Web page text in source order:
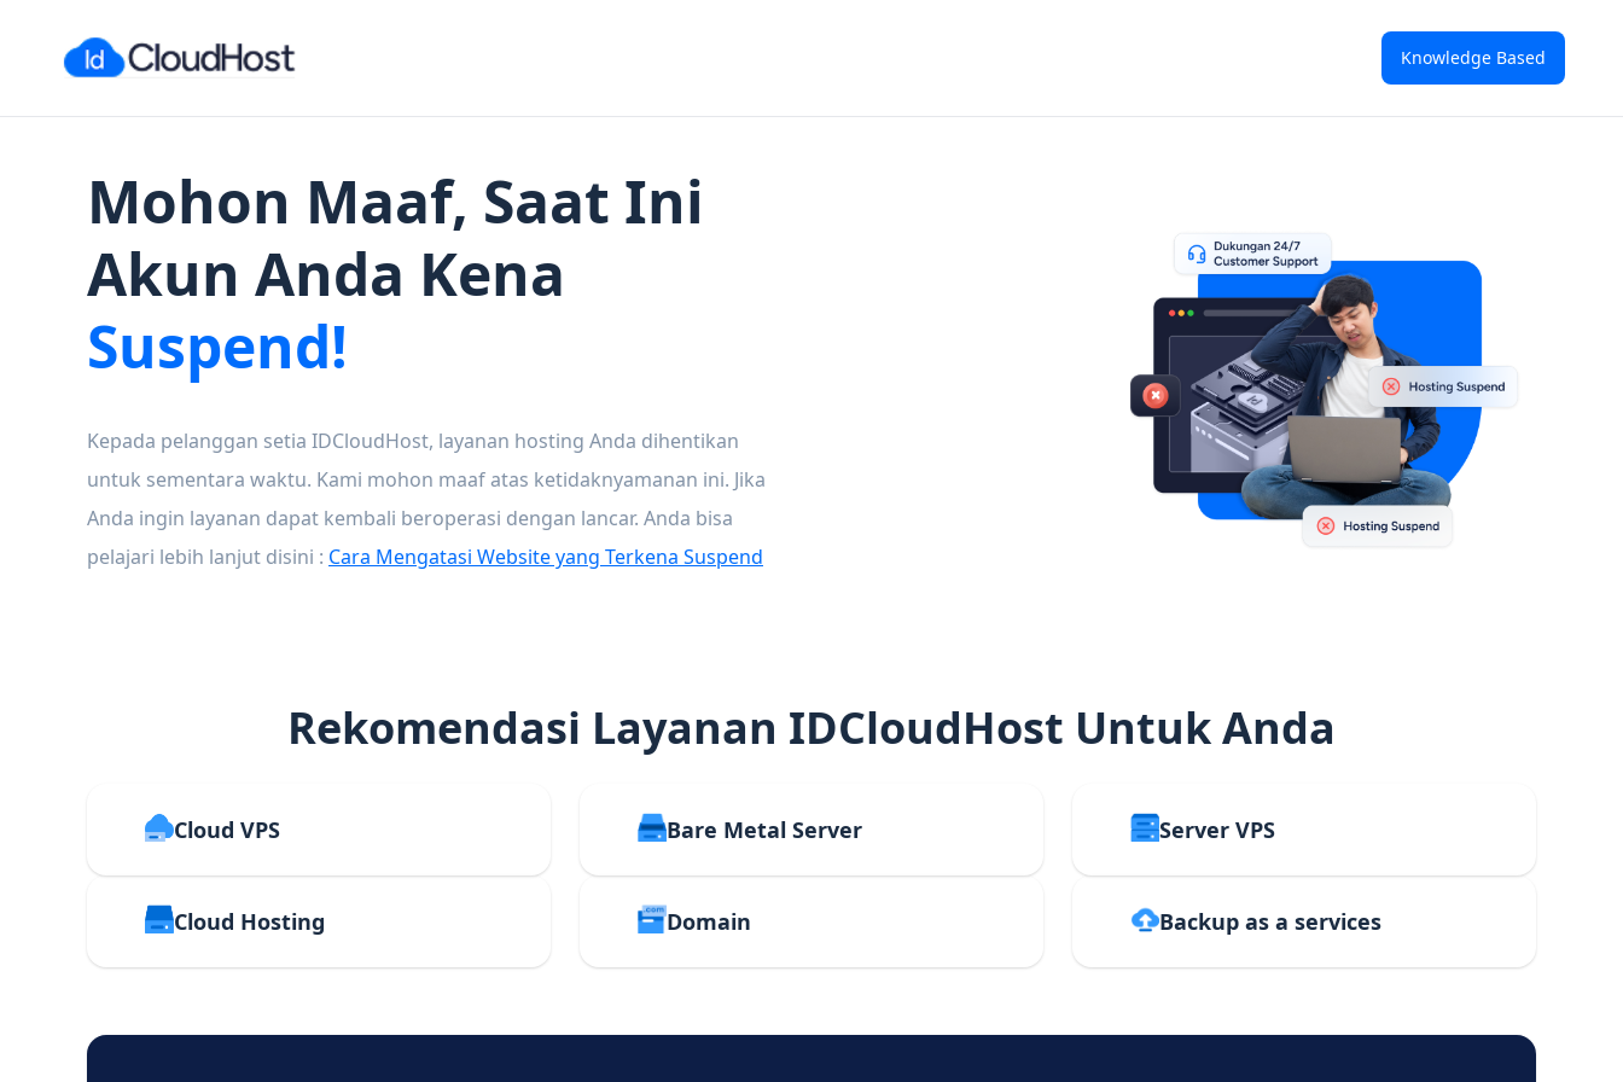
Knowledge Based
Mohon Maaf, Saat Ini
Akun Anda Kena
Suspend!
Kepada pelanggan setia IDCloudHost, layanan hosting Anda dihentikan
untuk sementara waktu. Kami mohon maaf atas ketidaknyamanan ini. Jika
Anda ingin layanan dapat kembali beroperasi dengan lancar. Anda bisa
pelajari lebih lanjut disini : Cara Mengatasi Website yang Terkena Suspend
Rekomendasi Layanan IDCloudHost Untuk Anda
Cloud VPS Bare Metal Server Server VPS
Cloud Hosting Domain Backup as a services